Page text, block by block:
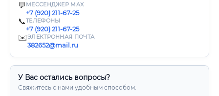
💬 МЕССЕНДЖЕР MAX
+7 (920) 211-67-25
📞ТЕЛЕФОНЫ
+7 (920) 211-67-25
✉️ЭЛЕКТРОННАЯ ПОЧТА
382652@mail.ru
У Вас остались вопросы?
Свяжитесь с нами удобным способом: